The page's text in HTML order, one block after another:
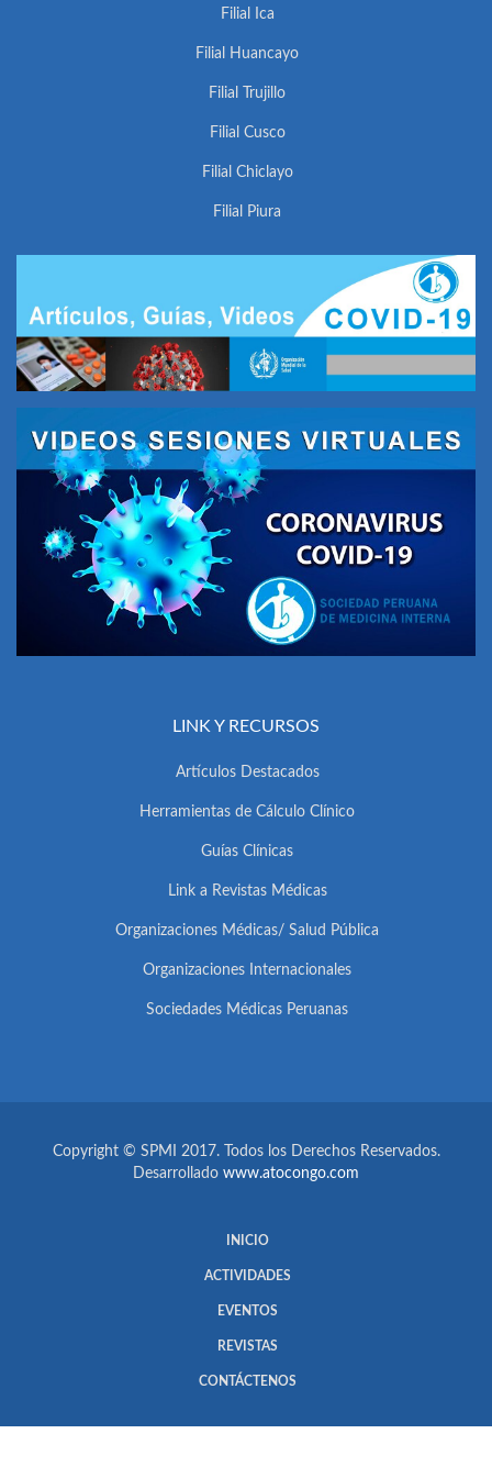
Filial Ica
Filial Huancayo
Filial Trujillo
Filial Cusco
Filial Chiclayo
Filial Piura
LINK Y RECURSOS
Artículos Destacados
Herramientas de Cálculo Clínico
Guías Clínicas
Link a Revistas Médicas
Organizaciones Médicas/ Salud Pública
Organizaciones Internacionales
Sociedades Médicas Peruanas
Copyright © SPMI 2017. Todos los Derechos Reservados.
Desarrollado www.atocongo.com
INICIO
ACTIVIDADES
EVENTOS
REVISTAS
CONTÁCTENOS